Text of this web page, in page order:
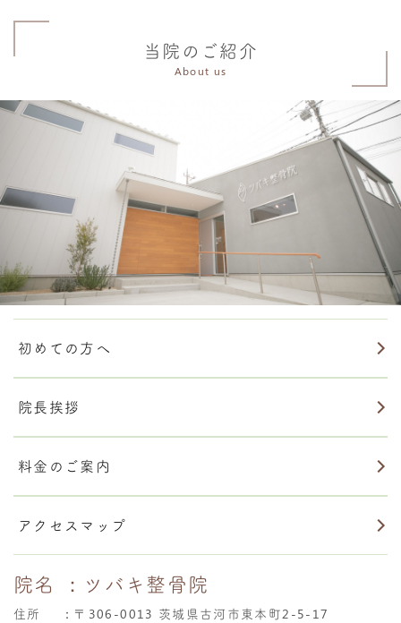
当院のご紹介
About us
初めての方へ
院長挨拶
料金のご案内
アクセスマップ
院名 ：ツバキ整骨院
住所 ： 〒306-0013 茨城県古河市東本町2-5-17